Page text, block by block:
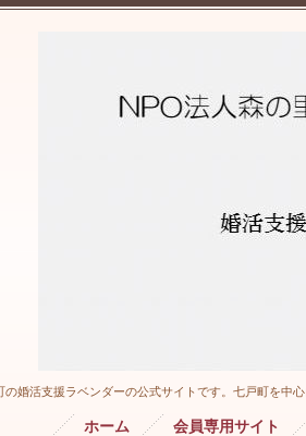
の婚活支援ラベンダーの公式サイトです。七戸町を中
ホーム 会員専用サイト